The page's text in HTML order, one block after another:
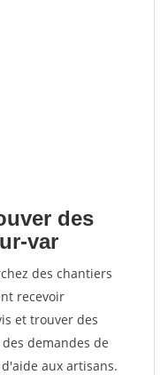
des
var
des chantiers
recevoir
et trouver des
demandes de
aux artisans.